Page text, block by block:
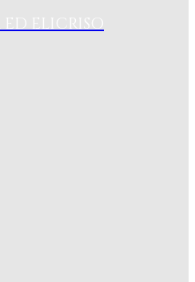
ELICRISO